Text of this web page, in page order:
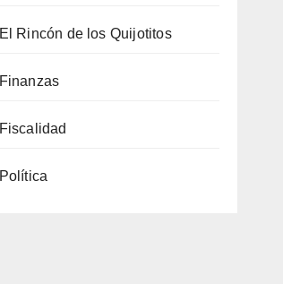
El Rincón de los Quijotitos
Finanzas
Fiscalidad
Política